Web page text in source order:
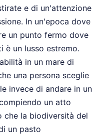
e di un'attenzione
In un'epoca dove
un punto fermo dove
è un lusso estremo.
in un mare di
una persona sceglie
invece di andare in un
un atto
che la biodiversità del
un pasto